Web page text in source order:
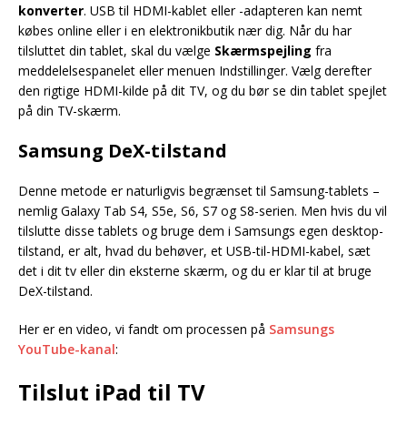
konverter. USB til HDMI-kablet eller -adapteren kan nemt
købes online eller i en elektronikbutik nær dig. Når du har
tilsluttet din tablet, skal du vælge Skærmspejling fra
meddelelsespanelet eller menuen Indstillinger. Vælg derefter
den rigtige HDMI-kilde på dit TV, og du bør se din tablet spejlet
på din TV-skærm.
Samsung DeX-tilstand
Denne metode er naturligvis begrænset til Samsung-tablets –
nemlig Galaxy Tab S4, S5e, S6, S7 og S8-serien. Men hvis du vil
tilslutte disse tablets og bruge dem i Samsungs egen desktop-
tilstand, er alt, hvad du behøver, et USB-til-HDMI-kabel, sæt
det i dit tv eller din eksterne skærm, og du er klar til at bruge
DeX-tilstand.
Her er en video, vi fandt om processen på Samsungs
YouTube-kanal:
Tilslut iPad til TV